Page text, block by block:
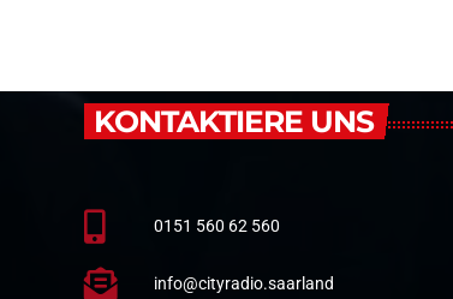
KONTAKTIERE UNS
0151 560 62 560
info@cityradio.saarland